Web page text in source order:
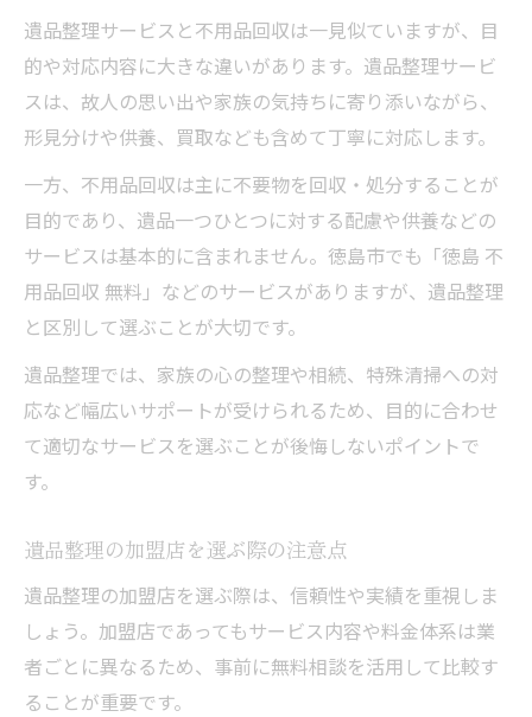
遺品整理サービスと不用品回収は一見似ていますが、目
的や対応内容に大きな違いがあります。遺品整理サービ
スは、故人の思い出や家族の気持ちに寄り添いながら、
形見分けや供養、買取なども含めて丁寧に対応します。
一方、不用品回収は主に不要物を回収・処分することが
目的であり、遺品一つひとつに対する配慮や供養などの
サービスは基本的に含まれません。徳島市でも「徳島 不
用品回収 無料」などのサービスがありますが、遺品整理
と区別して選ぶことが大切です。
遺品整理では、家族の心の整理や相続、特殊清掃への対
応など幅広いサポートが受けられるため、目的に合わせ
て適切なサービスを選ぶことが後悔しないポイントで
す。
遺品整理の加盟店を選ぶ際の注意点
遺品整理の加盟店を選ぶ際は、信頼性や実績を重視しま
しょう。加盟店であってもサービス内容や料金体系は業
者ごとに異なるため、事前に無料相談を活用して比較す
ることが重要です。